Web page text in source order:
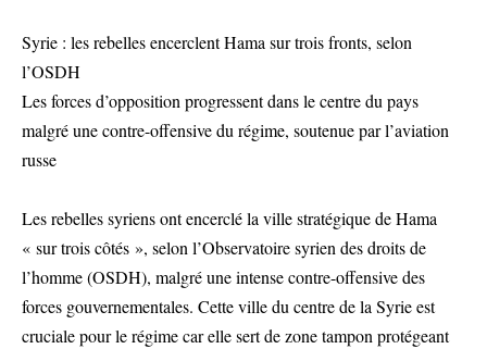
Syrie : les rebelles encerclent Hama sur trois fronts, selon
l’OSDH
Les forces d’opposition progressent dans le centre du pays
malgré une contre-offensive du régime, soutenue par l’aviation
russe
Les rebelles syriens ont encerclé la ville stratégique de Hama
« sur trois côtés », selon l’Observatoire syrien des droits de
l’homme (OSDH), malgré une intense contre-offensive des
forces gouvernementales. Cette ville du centre de la Syrie est
cruciale pour le régime car elle sert de zone tampon protégeant